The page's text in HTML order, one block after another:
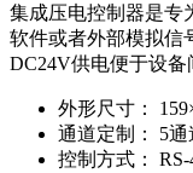
集成压电控制器是专
软件或者外部模拟信
DC24V供电便于设备
外形尺寸：
通道定制：
5通
控制方式：
RS-